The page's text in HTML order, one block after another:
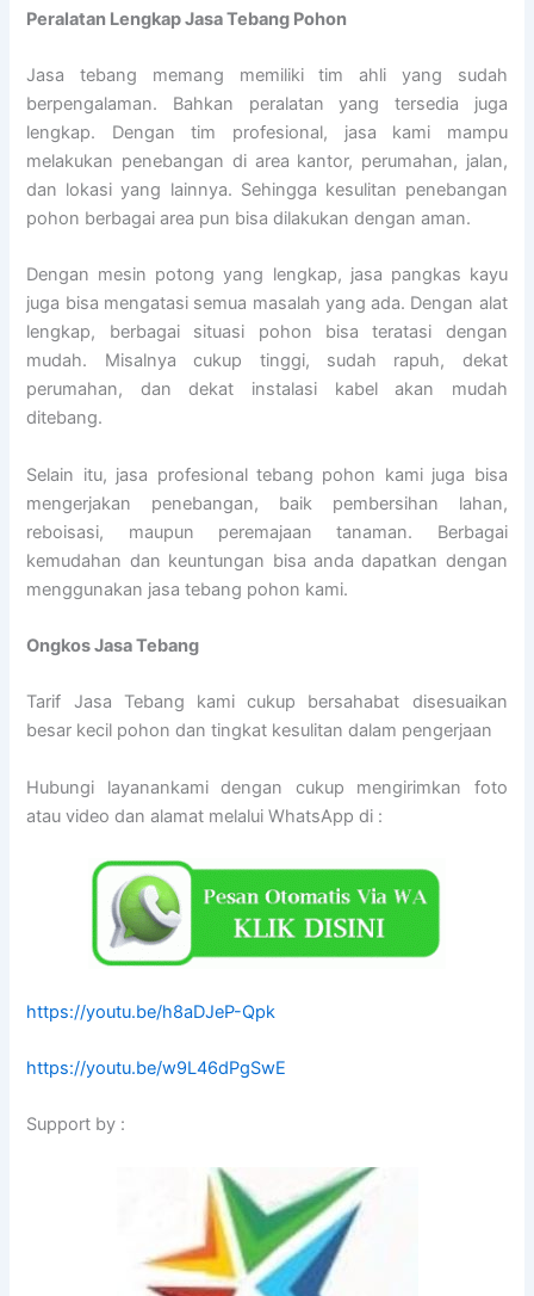
Peralatan Lengkap Jasa Tebang Pohon
Jasa tebang memang memiliki tim ahli yang sudah
berpengalaman. Bahkan peralatan yang tersedia juga
lengkap. Dengan tim profesional, jasa kami mampu
melakukan penebangan di area kantor, perumahan, jalan,
dan lokasi yang lainnya. Sehingga kesulitan penebangan
pohon berbagai area pun bisa dilakukan dengan aman.
Dengan mesin potong yang lengkap, jasa pangkas kayu
juga bisa mengatasi semua masalah yang ada. Dengan alat
lengkap, berbagai situasi pohon bisa teratasi dengan
mudah. Misalnya cukup tinggi, sudah rapuh, dekat
perumahan, dan dekat instalasi kabel akan mudah
ditebang.
Selain itu, jasa profesional tebang pohon kami juga bisa
mengerjakan penebangan, baik pembersihan lahan,
reboisasi, maupun peremajaan tanaman. Berbagai
kemudahan dan keuntungan bisa anda dapatkan dengan
menggunakan jasa tebang pohon kami.
Ongkos Jasa Tebang
Tarif Jasa Tebang kami cukup bersahabat disesuaikan
besar kecil pohon dan tingkat kesulitan dalam pengerjaan
Hubungi layanankami dengan cukup mengirimkan foto
atau video dan alamat melalui WhatsApp di :
https://youtu.be/h8aDJeP-Qpk
https://youtu.be/w9L46dPgSwE
Support by :